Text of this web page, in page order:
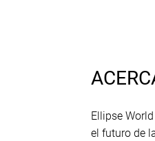
Ellipse
el futuro de